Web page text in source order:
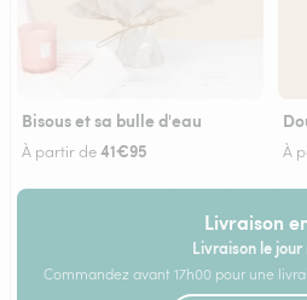
Bisous et sa bulle d'eau
À partir de41€95 À
Livraison
Livraison le jour
Commandez avant 17h00 pour une